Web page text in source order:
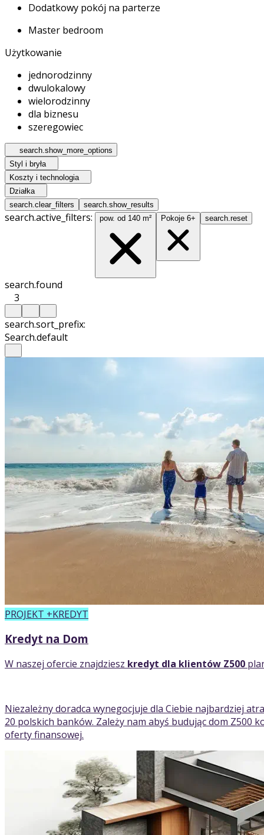
Dodatkowy pokój na parterze
Master bedroom
Użytkowanie
jednorodzinny
dwulokalowy
wielorodzinny
dla biznesu
szeregowiec
search.show_more_options
Styl i bryła
Koszty i technologia
Działka
search.clear_filters
search.show_results
search.active_filters: pow. od 140 m² Pokoje 6+ search.reset
search.found
3
search.sort_prefix:
Search.default
PROJEKT +KREDYT
Kredyt na Dom
W naszej ofercie znajdziesz kredyt dla klientów Z500
Niezależny doradca wynegocjuje dla Ciebie najbardziej
20 polskich banków. Zależy nam abyś budując dom Z500
oferty finansowej.